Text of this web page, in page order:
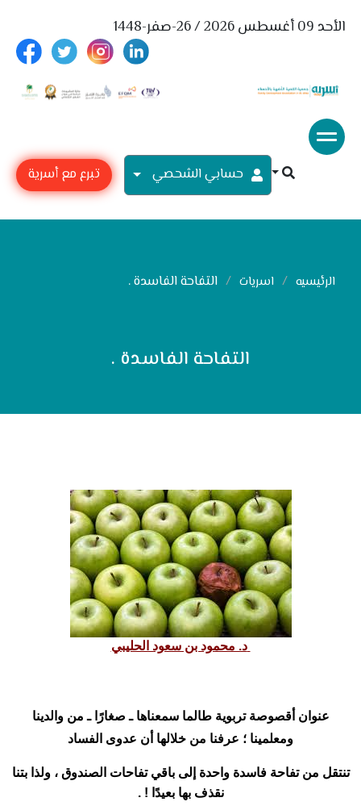
الأحد 09 أغسطس 2026 / 26-صفر-1448
حسابي الشحصي تبرع مع أسرية
الرئيسيه اسريات التفاحة الفاسدة .
التفاحة الفاسدة .
د. محمود بن سعود الحليبي
عنوان أقصوصة تربوية طالما سمعناها ـ صغارًا ـ من والدينا
ومعلمينا ؛ عرفنا من خلالها أن عدوى الفساد
تنتقل من تفاحة فاسدة واحدة إلى باقي تفاحات الصندوق ، ولذا بتنا
نقذف بها بعيدًا ! .